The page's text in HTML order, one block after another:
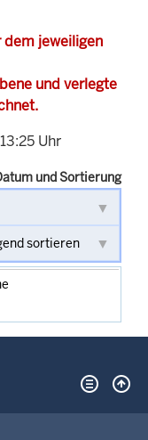
dem jeweiligen
und verlegte
Uhr
und Sortierung